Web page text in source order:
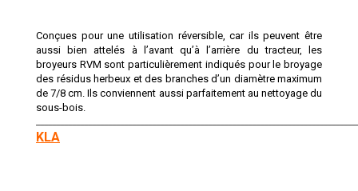
Conçues pour une utilisation réversible, car ils peuvent être
aussi bien attelés à l’avant qu’à l’arrière du tracteur, les
broyeurs RVM sont particulièrement indiqués pour le broyage
des résidus herbeux et des branches d’un diamètre maximum
de 7/8 cm. Ils conviennent aussi parfaitement au nettoyage du
sous-bois.
KLA